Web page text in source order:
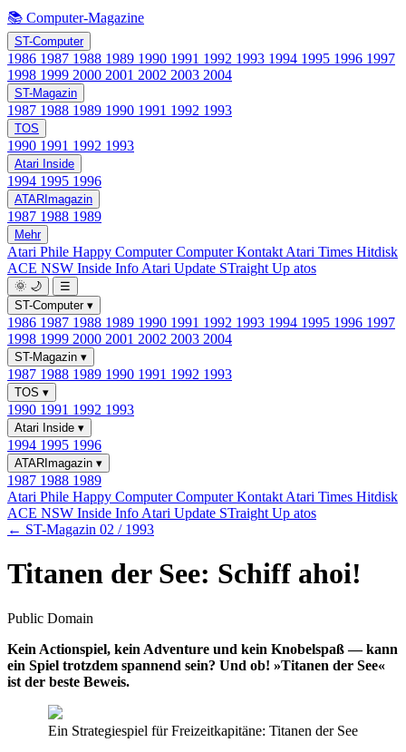
📚 Computer-Magazine
ST-Computer
1986 1987 1988 1989 1990 1991 1992 1993 1994 1995 1996 1997
1998 1999 2000 2001 2002 2003 2004
ST-Magazin
1987 1988 1989 1990 1991 1992 1993
TOS
1990 1991 1992 1993
Atari Inside
1994 1995 1996
ATARImagazin
1987 1988 1989
Mehr
Atari Phile Happy ComputerComputer Kontakt Atari Times Hitdisk
ACE NSW Inside Info Atari Update STraight Up atos
🌞 🌙
☰
ST-Computer ▾
1986 1987 1988 1989 1990 1991 1992 1993 1994 1995 1996 1997
1998 1999 2000 2001 2002 2003 2004
ST-Magazin ▾
1987 1988 1989 1990 1991 1992 1993
TOS ▾
1990 1991 1992 1993
Atari Inside ▾
1994 1995 1996
ATARImagazin ▾
1987 1988 1989
Atari Phile Happy ComputerComputer Kontakt Atari Times Hitdisk
ACE NSW Inside Info Atari Update STraight Up atos
← ST-Magazin 02 / 1993
Titanen der See: Schiff ahoi!
Public Domain
Kein Actionspiel, kein Adventure und kein Knobelspaß — kann
ein Spiel trotzdem spannend sein? Und ob! »Titanen der See«
ist der beste Beweis.
Ein Strategiespiel für Freizeitkapitäne: Titanen der See